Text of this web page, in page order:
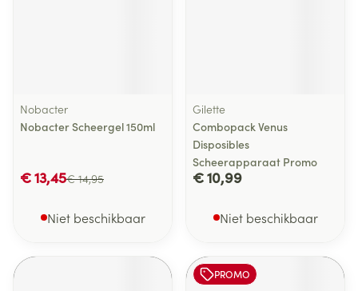
Nobacter
Nobacter Scheergel 150ml
€ 14,95
€ 13,45
Niet beschikbaar
Gilette
Combopack Venus
Disposibles
Scheerapparaat Promo
€ 10,99
Niet beschikbaar
PROMO